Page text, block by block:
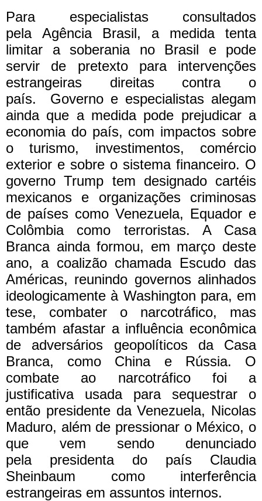
Para especialistas consultados
pela Agência Brasil, a medida tenta
limitar a soberania no Brasil e pode
servir de pretexto para intervenções
estrangeiras direitas contra o
país. Governo e especialistas alegam
ainda que a medida pode prejudicar a
economia do país, com impactos sobre
o turismo, investimentos, comércio
exterior e sobre o sistema financeiro. O
governo Trump tem designado cartéis
mexicanos e organizações criminosas
de países como Venezuela, Equador e
Colômbia como terroristas. A Casa
Branca ainda formou, em março deste
ano, a coalizão chamada Escudo das
Américas, reunindo governos alinhados
ideologicamente à Washington para, em
tese, combater o narcotráfico, mas
também afastar a influência econômica
de adversários geopolíticos da Casa
Branca, como China e Rússia. O
combate ao narcotráfico foi a
justificativa usada para sequestrar o
então presidente da Venezuela, Nicolas
Maduro, além de pressionar o México, o
que vem sendo denunciado
pela presidenta do país Claudia
Sheinbaum como interferência
estrangeiras em assuntos internos.